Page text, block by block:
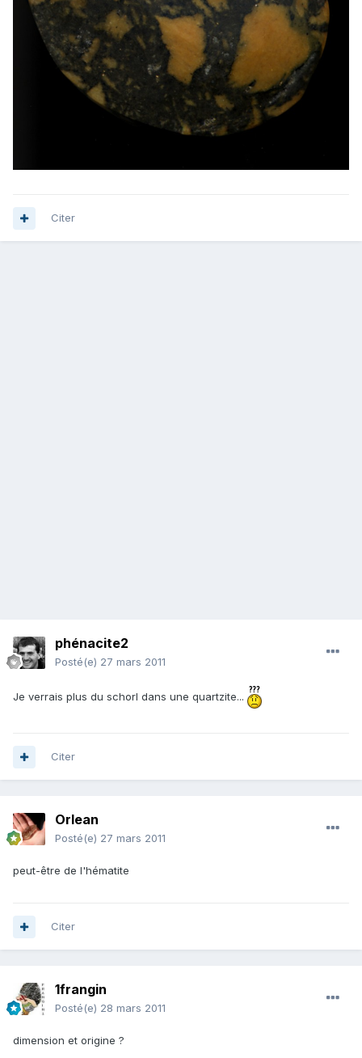
Citer
phénacite2
Posté(e) 27 mars 2011
Je verrais plus du schorl dans une quartzite...
Citer
Orlean
Posté(e) 27 mars 2011
peut-être de l'hématite
Citer
1frangin
Posté(e) 28 mars 2011
dimension et origine ?